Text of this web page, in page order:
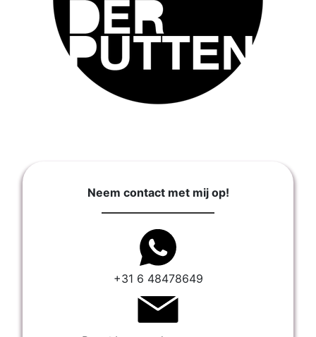
Neem contact met mij op!
+31 6 48478649